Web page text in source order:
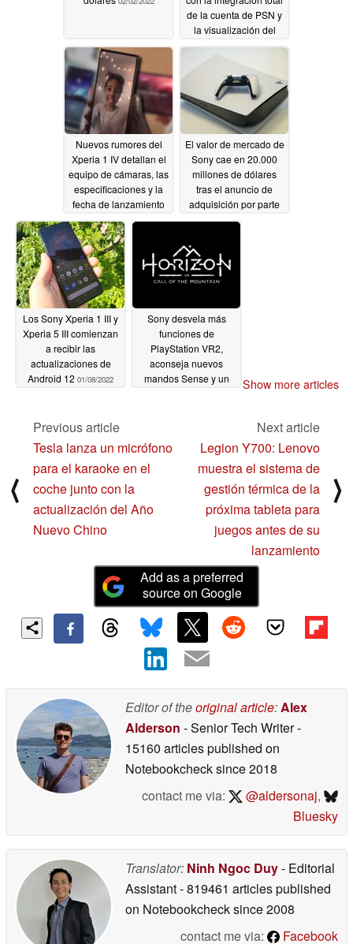
de la cuenta de PSN y
la visualización del
perfil de actividad de
02/01/2022
Nuevos rumores del
Xperia 1 IV detallan el
equipo de cámaras, las
especificaciones y la
fecha de lanzamiento
del buque insignia de
Sony para 2022
01/29/2022
El valor de mercado de
Sony cae en 20.000
millones de dólares
tras el anuncio de
adquisición por parte
de Microsoft
Los Sony Xperia 1 III y
Xperia 5 III comienzan
a recibir las
actualizaciones de
Android 12 01/08/2022
Sony desvela más
funciones de
PlayStation VR2,
aconseja nuevos
mandos Sense y un
Show more articles
⟨
Previous article
Tesla lanza un micrófono
para el karaoke en el
coche junto con la
actualización del Año
Nuevo Chino
Next article
Legion Y700: Lenovo
muestra el sistema de
gestión térmica de la
próxima tableta para
juegos antes de su
lanzamiento
⟩
Add as a preferred
source on Google
Editor of theoriginal article:Alex
Alderson - Senior Tech Writer-
15160 articles published on
Notebookchecksince 2018
contact me via:
@aldersonaj,
Bluesky
Translator: Ninh Ngoc Duy- Editorial
Assistant- 819461 articles published
on Notebookchecksince 2008
contact me via:
Facebook